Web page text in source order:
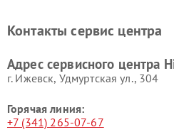
Контакты сервис центра
Адрес сервисного центра
г. Ижевск, Удмуртская ул., 304
Горячая линия:
+7 (341) 265-07-67